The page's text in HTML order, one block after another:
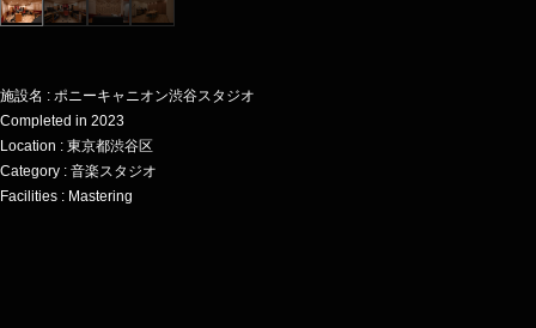
施設名 : ポニーキャニオン渋谷スタジオ
Completed in 2023
Location : 東京都渋谷区
Category : 音楽スタジオ
Facilities : Mastering